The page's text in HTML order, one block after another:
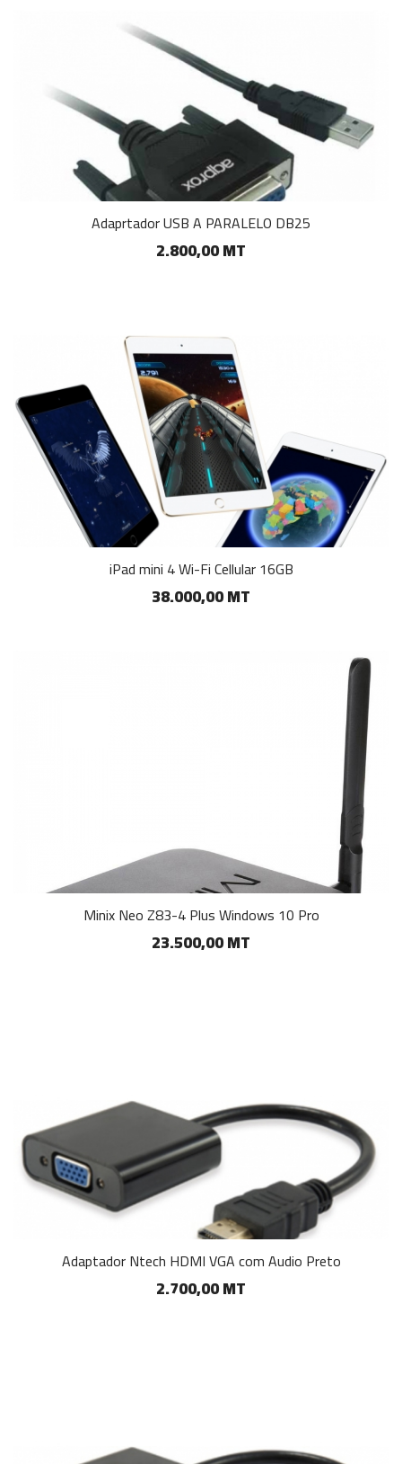
Adaprtador USB A PARALELO DB25
2.800,00 MT
iPad mini 4 Wi-Fi Cellular 16GB
38.000,00 MT
Minix Neo Z83-4 Plus Windows 10 Pro
23.500,00 MT
Adaptador Ntech HDMI VGA com Audio Preto
2.700,00 MT